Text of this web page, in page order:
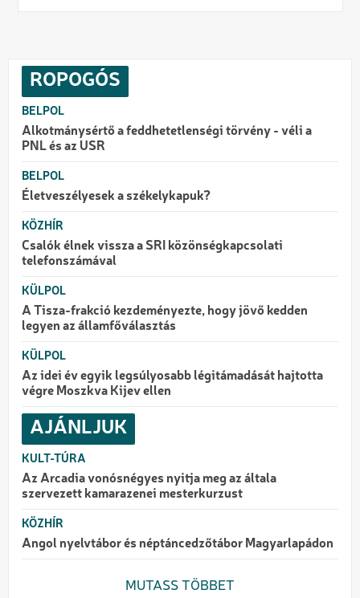
ROPOGÓS
BELPOL
Alkotmánysértő a feddhetetlenségi törvény - véli a
PNL és az USR
BELPOL
Életveszélyesek a székelykapuk?
KÖZHÍR
Csalók élnek vissza a SRI közönségkapcsolati
telefonszámával
KÜLPOL
A Tisza-frakció kezdeményezte, hogy jövő kedden
legyen az államfőválasztás
KÜLPOL
Az idei év egyik legsúlyosabb légitámadását hajtotta
végre Moszkva Kijev ellen
AJÁNLJUK
KULT-TÚRA
Az Arcadia vonósnégyes nyitja meg az általa
szervezett kamarazenei mesterkurzust
KÖZHÍR
Angol nyelvtábor és néptáncedzőtábor Magyarlapádon
MUTASS TÖBBET